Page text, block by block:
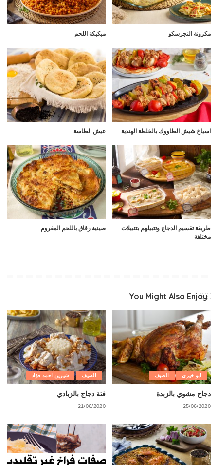
مكرونة النجرسكو مبكبكة اللحم
اسياخ شيش الطاووك بالخلطة الهندية عيش الطاسة
طريقة تقسيم الدجاج وتتبيلهم بتتبيلات
مختلفة
صينية رقاق باللحم المفروم
You Might Also Enjoy
ابو خيري الصيف
دجاج مشوي بالزبدة
25/06/2020
الصيف شيرين احمد فؤاد
فتة دجاج بالزبادي
21/06/2020